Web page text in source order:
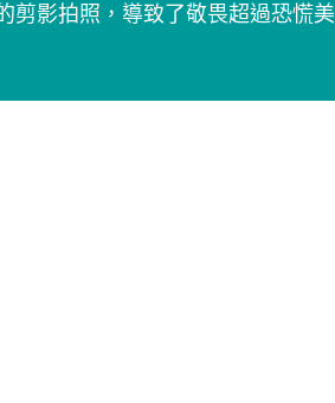
剪影拍照，導致了敬畏超過恐慌美